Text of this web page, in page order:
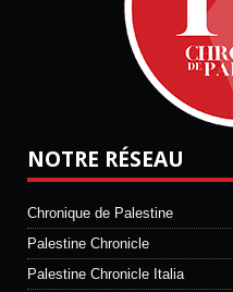
NOTRE RÉSEAU
Chronique de Palestine
Palestine Chronicle
Palestine Chronicle Italia